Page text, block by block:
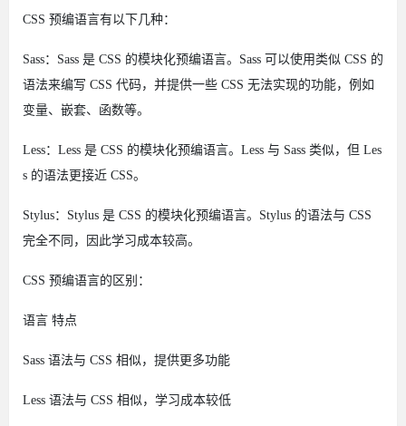
CSS 预编语言有以下几种：
Sass：Sass 是 CSS 的模块化预编语言。Sass 可以使用类似 CSS 的
语法来编写 CSS 代码，并提供一些 CSS 无法实现的功能，例如
变量、嵌套、函数等。
Less：Less 是 CSS 的模块化预编语言。Less 与 Sass 类似，但 Les
s 的语法更接近 CSS。
Stylus：Stylus 是 CSS 的模块化预编语言。Stylus 的语法与 CSS
完全不同，因此学习成本较高。
CSS 预编语言的区别：
语言 特点
Sass 语法与 CSS 相似，提供更多功能
Less 语法与 CSS 相似，学习成本较低